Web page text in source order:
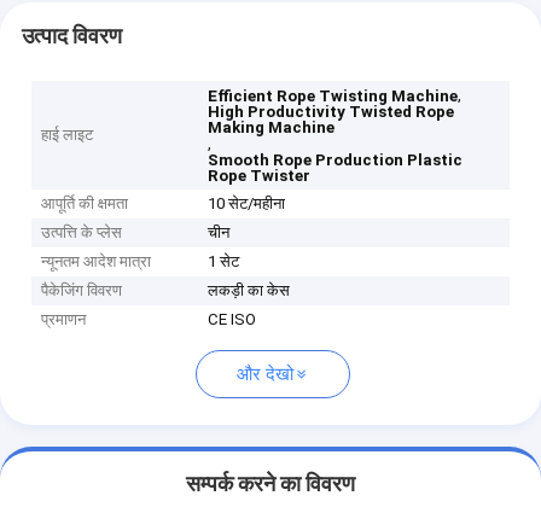
उत्पाद विवरण
हाई लाइट
Efficient Rope Twisting Machine,
High Productivity Twisted Rope
Making Machine
,
Smooth Rope Production Plastic
Rope Twister
आपूर्ति की क्षमता
10 सेट/महीना
उत्पत्ति के प्लेस
चीन
न्यूनतम आदेश मात्रा
1 सेट
पैकेजिंग विवरण
लकड़ी का केस
प्रमाणन
CE ISO
और देखो
सम्पर्क करने का विवरण